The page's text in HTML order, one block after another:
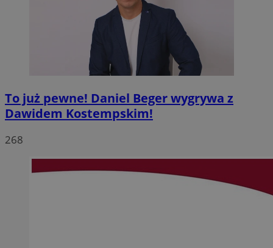
To już pewne! Daniel Beger wygrywa z
Dawidem Kostempskim!
268